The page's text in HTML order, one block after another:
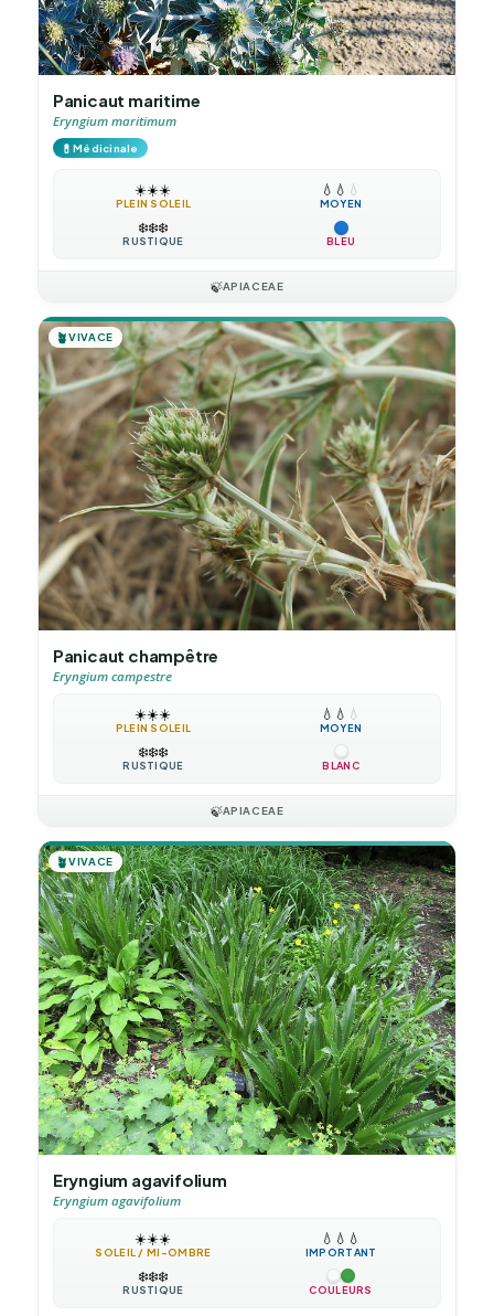
Panicaut maritime
Eryngium maritimum
💊Médicinale
☀️☀️☀️
PLEIN SOLEIL
💧 💧 💧
MOYEN
❄️❄️❄️
RUSTIQUE BLEU
🍃APIACEAE
🪴VIVACE
Panicaut champêtre
Eryngium campestre
☀️☀️☀️
PLEIN SOLEIL
💧 💧 💧
MOYEN
❄️❄️❄️
RUSTIQUE BLANC
🍃APIACEAE
🪴VIVACE
Eryngium agavifolium
Eryngium agavifolium
☀️☀️☀️
SOLEIL / MI-OMBRE
💧 💧 💧
IMPORTANT
❄️❄️❄️
RUSTIQUE COULEURS